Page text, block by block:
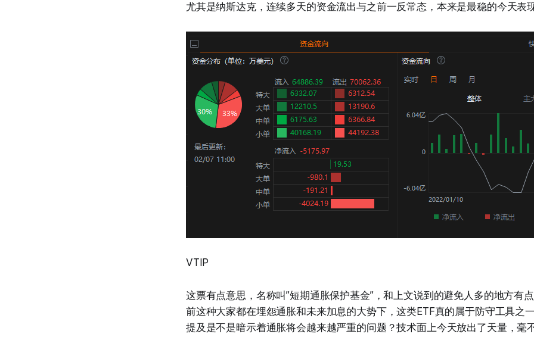
尤其是纳斯达克，连续多天的资金流出与之前一反常态，本来是最稳的今天表
VTIP
这票有点意思，名称叫”短期通胀保护基金”，和上文说到的避免人多的地方有
前这种大家都在埋怨通胀和未来加息的大势下，这类ETF真的属于防守工具之
提及是不是暗示着通胀将会越来越严重的问题？技术面上今天放出了天量，毫